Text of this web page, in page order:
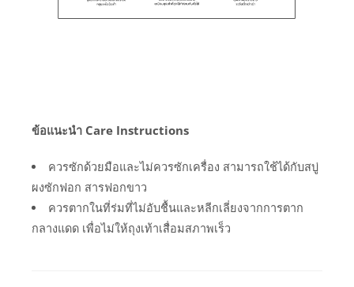
ข้อแนะนำ Care Instructions
ควรซักด้วยมือและไม่ควรซักเครื่อง สามารถใช้ได้กับสบู่
ผงซักฟอก สารฟอกขาว
ควรตากในที่ร่มที่ไม่อับชื้นและหลีกเลี่ยงจากการตาก
กลางแดด เพื่อไม่ให้ถุงเท้าเสื่อมสภาพเร็ว